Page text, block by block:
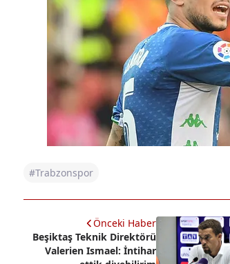
#Trabzonspor
Önceki Haber
Beşiktaş Teknik Direktörü
Valerien Ismael: İntihar